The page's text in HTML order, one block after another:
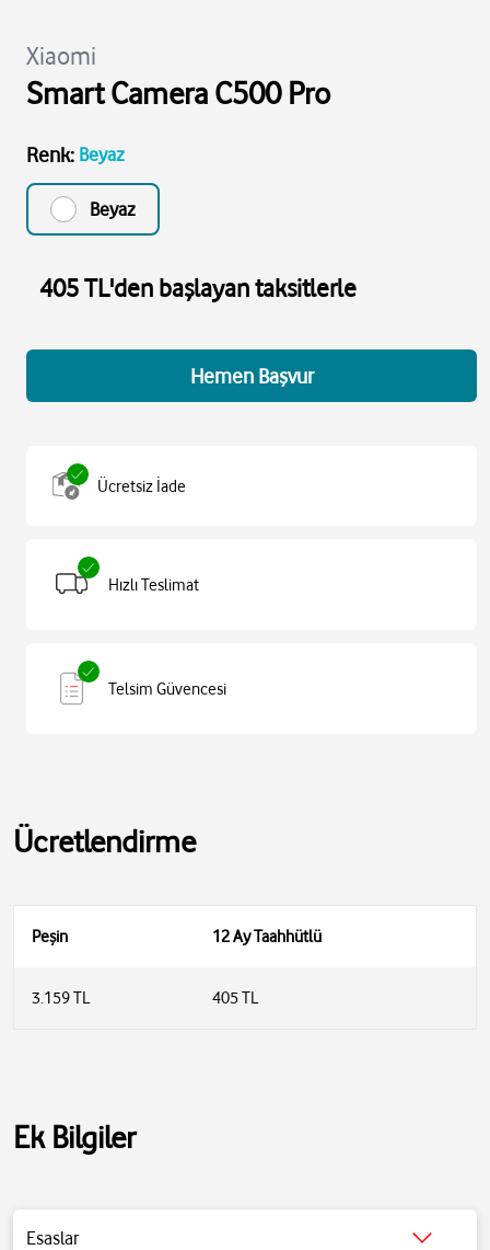
Xiaomi
Smart Camera C500 Pro
Renk: Beyaz
Beyaz
405 TL'den başlayan taksitlerle
Hemen Başvur
Ücretsiz İade
Hızlı Teslimat
Telsim Güvencesi
Ücretlendirme
Peşin 12 Ay Taahhütlü
3.159 TL 405 TL
Ek Bilgiler
Esaslar